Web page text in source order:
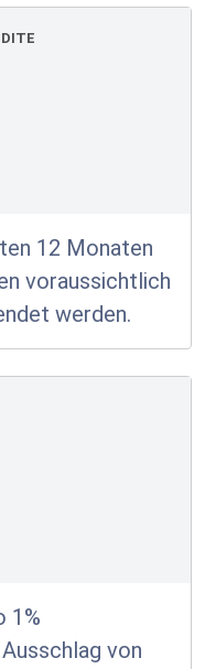
12 Monaten
voraussichtlich
werden.
1%
von